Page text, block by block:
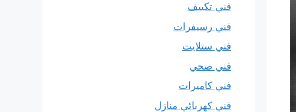
فني تكييف
فني رسيفرات
فني ستلايت
فني صحي
فني كاميرات
فني كهربائي منازل